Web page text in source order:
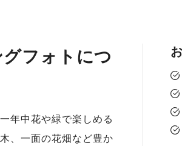
フォトにつ
年中花や緑で楽しめる
、一面の花畑など豊か